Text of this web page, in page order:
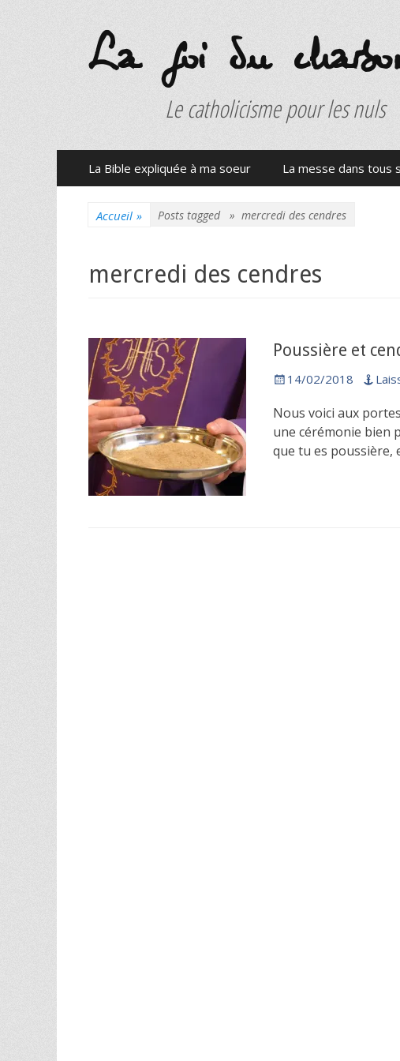
La foi du
Le catholicisme pour les nuls
Menu
principal
La Bible expliquée à ma soeur La messe dans tous
Accueil » Posts tagged » mercredi des cendres
mercredi des cendres
Poussière et
Posted
14/02/2018
Nous voici aux
une cérémonie bien
que tu es poussière,